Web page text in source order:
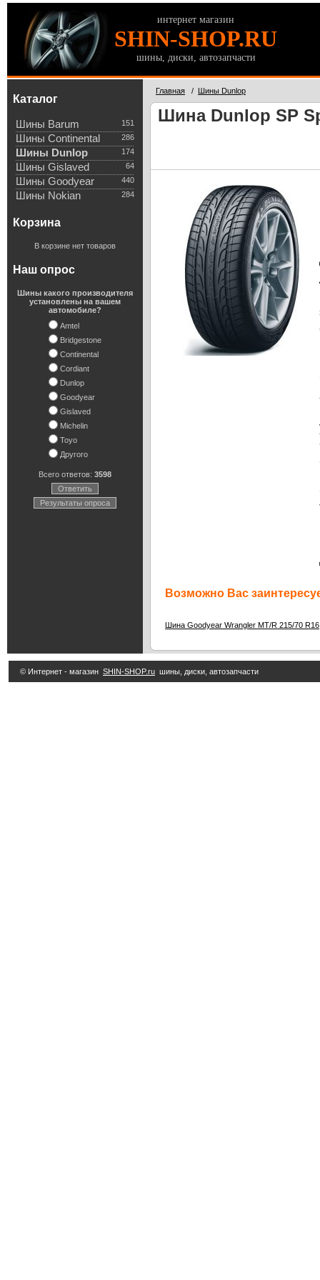
интернет магазин
SHIN-SHOP.RU
шины, диски, автозапчасти
Каталог
151
Шины Barum
286
Шины Continental
174
Шины Dunlop
64
Шины Gislaved
440
Шины Goodyear
284
Шины Nokian
Корзина
В корзине нет товаров
Наш опрос
Шины какого производителя
установлены на вашем
автомобиле?
Amtel
Bridgestone
Continental
Cordiant
Dunlop
Goodyear
Gislaved
Michelin
Toyo
Другого
Всего ответов: 3598
Ответить
Результаты опроса
Главная / Шины Dunlop
Шина Dunlop SP
Возможно Вас
Шина Goodyear Wrangler MT/R 215/70 R16
© Интернет - магазин SHIN-SHOP.ru шины, диски, автозапчасти